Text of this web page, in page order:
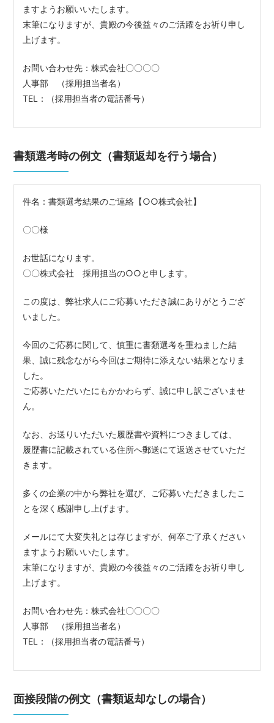
ますようお願いいたします。
末筆になりますが、貴殿の今後益々のご活躍をお祈り申し
上げます。
お問い合わせ先：株式会社〇〇〇〇
人事部 （採用担当者名）
TEL：（採用担当者の電話番号）
書類選考時の例文（書類返却を行う場合）
件名：書類選考結果のご連絡【○○株式会社】
〇〇様
お世話になります。
〇〇株式会社 採用担当の○○と申します。
この度は、弊社求人にご応募いただき誠にありがとうござ
いました。
今回のご応募に関して、慎重に書類選考を重ねました結
果、誠に残念ながら今回はご期待に添えない結果となりま
した。
ご応募いただいたにもかかわらず、誠に申し訳ございませ
ん。
なお、お送りいただいた履歴書や資料につきましては、
履歴書に記載されている住所へ郵送にて返送させていただ
きます。
多くの企業の中から弊社を選び、ご応募いただきましたこ
とを深く感謝申し上げます。
メールにて大変失礼とは存じますが、何卒ご了承ください
ますようお願いいたします。
末筆になりますが、貴殿の今後益々のご活躍をお祈り申し
上げます。
お問い合わせ先：株式会社〇〇〇〇
人事部 （採用担当者名）
TEL：（採用担当者の電話番号）
面接段階の例文（書類返却なしの場合）